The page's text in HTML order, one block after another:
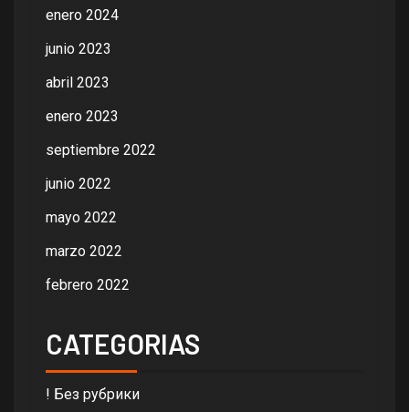
enero 2024
junio 2023
abril 2023
enero 2023
septiembre 2022
junio 2022
mayo 2022
marzo 2022
febrero 2022
CATEGORIAS
! Без рубрики